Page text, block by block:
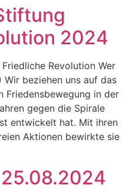
2024
Revolution Wer
beziehen uns auf das
Friedensbewegung in der
gegen die Spirale
entwickelt hat. Mit ihren
Aktionen bewirkte sie